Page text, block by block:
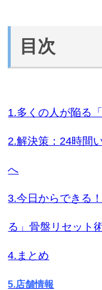
目次
1.多くの人が陥る
2.解決策：24時間
へ
3.今日からできる
る」骨盤リセット
4.まとめ
5.店舗情報